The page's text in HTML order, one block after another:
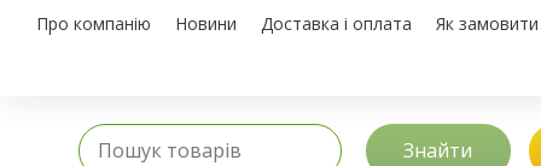
Про компанію Новини Доставка і оплата Як замовити
Знайти